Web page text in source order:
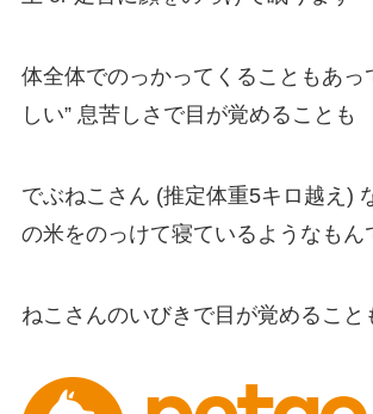
体全体でのっかってくることもあっ
しい” 息苦しさで目が覚めることも
でぶねこさん (推定体重5キロ越え)
の米をのっけて寝ているようなもん
ねこさんのいびきで目が覚めること